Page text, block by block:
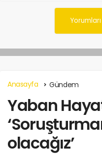
Anasayfa Gündem
Yaban
olacağız’